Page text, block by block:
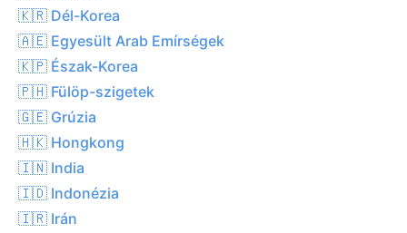
🇰🇷 Dél-Korea
🇦🇪 Egyesült Arab Emírségek
🇰🇵 Észak-Korea
🇵🇭 Fülöp-szigetek
🇬🇪 Grúzia
🇭🇰 Hongkong
🇮🇳 India
🇮🇩 Indonézia
🇮🇷 Irán